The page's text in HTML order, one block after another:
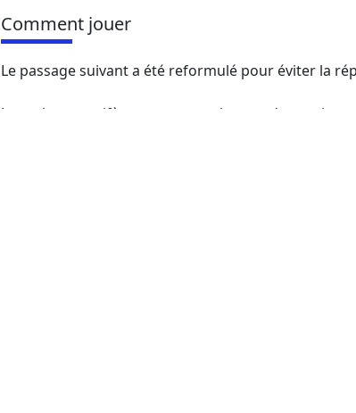
Comment jouer
Le passage suivant a été reformulé pour éviter la
Le petit mammifère connu sous le nom de souris